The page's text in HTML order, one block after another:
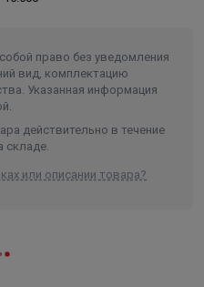
право без уведомления
вид, комплектацию
Указанная информация
действительно в течение
складе.
или описании товара?